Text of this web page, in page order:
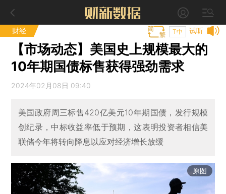
财经 试听
T中
【市场动态】美国史上规模最大的
10年期国债标售获得强劲需求
2024年02月08日 09:40
美国政府周三标售420亿美元10年期国债，发行规模
创纪录，中标收益率低于预期，这表明投资者相信美
联储今年将转向降息以应对经济增长放缓
原图